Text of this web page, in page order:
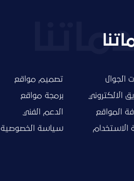
الجوال تصميم مواقع
الالكتروني برمجة مواقع
المواقع الدعم الفني
الاستخدام سياسة الخصوصية